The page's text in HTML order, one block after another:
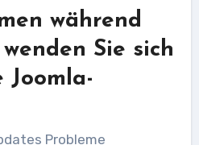
während
Sie sich
Joomla-
Probleme